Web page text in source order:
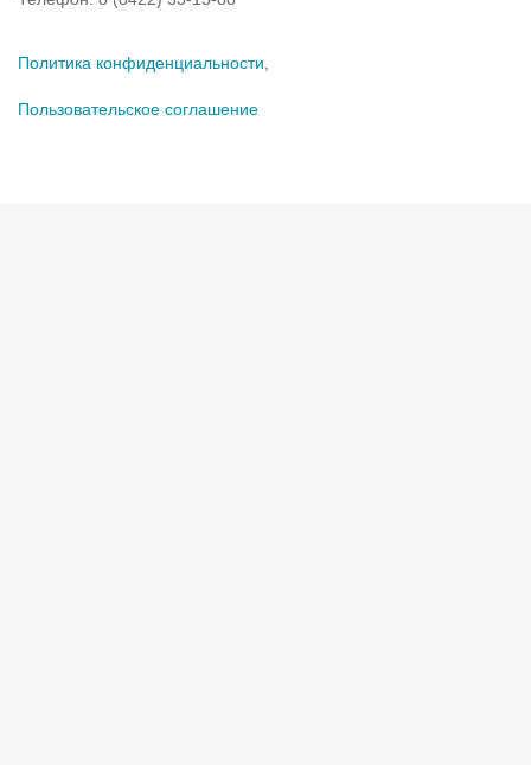
Политика конфиденциальности
Пользовательское соглашение